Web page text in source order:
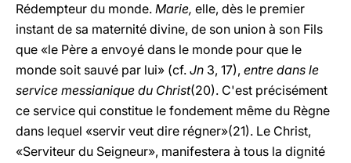
Rédempteur du monde. Marie, elle, dès le premier
instant de sa maternité divine, de son union à son Fils
que «le Père a envoyé dans le monde pour que le
monde soit sauvé par lui» (cf. Jn 3, 17), entre dans le
service messianique du Christ(20). C'est précisément
ce service qui constitue le fondement même du Règne
dans lequel «servir veut dire régner»(21). Le Christ,
«Serviteur du Seigneur», manifestera à tous la dignité